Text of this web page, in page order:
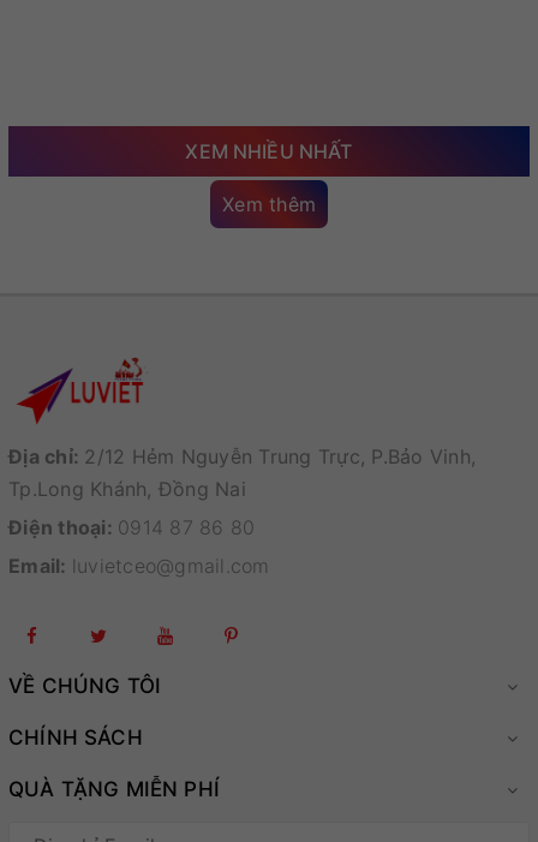
XEM NHIỀU NHẤT
Xem thêm
Địa chỉ: 2/12 Hẻm Nguyễn Trung Trực, P.Bảo Vinh,
Tp.Long Khánh, Đồng Nai
Điện thoại: 0914 87 86 80
Email: luvietceo@gmail.com
VỀ CHÚNG TÔI
CHÍNH SÁCH
QUÀ TẶNG MIỄN PHÍ